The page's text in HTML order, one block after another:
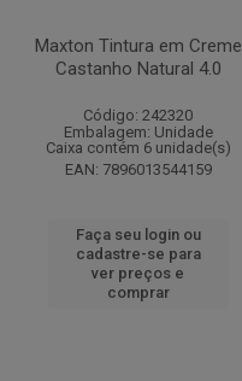
Maxton Tintura em Creme
Castanho Natural 4.0
Código: 242320
Embalagem: Unidade
Caixa contém 6 unidade(s)
EAN: 7896013544159
Faça seu login ou
cadastre-se para
ver preços e
comprar